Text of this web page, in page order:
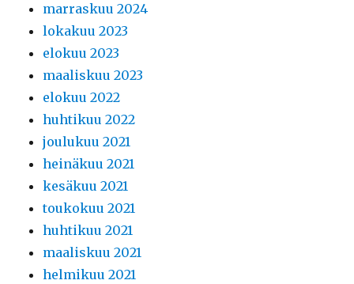
marraskuu 2024
lokakuu 2023
elokuu 2023
maaliskuu 2023
elokuu 2022
huhtikuu 2022
joulukuu 2021
heinäkuu 2021
kesäkuu 2021
toukokuu 2021
huhtikuu 2021
maaliskuu 2021
helmikuu 2021